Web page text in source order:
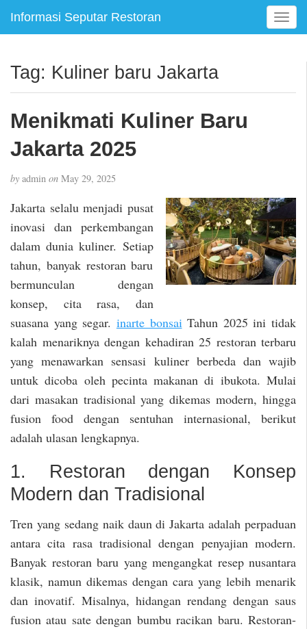
Informasi Seputar Restoran
T
o
e
t
o
n
Tag: Kuliner baru Jakarta
Menikmati Kuliner Baru
Jakarta 2025
by admin on May 29, 2025
Jakarta selalu menjadi pusat
inovasi dan perkembangan
dalam dunia kuliner. Setiap
tahun, banyak restoran baru
bermunculan dengan
konsep, cita rasa, dan
suasana yang segar. inarte bonsai Tahun 2025 ini tidak
kalah menariknya dengan kehadiran 25 restoran terbaru
yang menawarkan sensasi kuliner berbeda dan wajib
untuk dicoba oleh pecinta makanan di ibukota. Mulai
dari masakan tradisional yang dikemas modern, hingga
fusion food dengan sentuhan internasional, berikut
adalah ulasan lengkapnya.
1. Restoran dengan Konsep
Modern dan Tradisional
Tren yang sedang naik daun di Jakarta adalah perpaduan
antara cita rasa tradisional dengan penyajian modern.
Banyak restoran baru yang mengangkat resep nusantara
klasik, namun dikemas dengan cara yang lebih menarik
dan inovatif. Misalnya, hidangan rendang dengan saus
fusion atau sate dengan bumbu racikan baru. Restoran-